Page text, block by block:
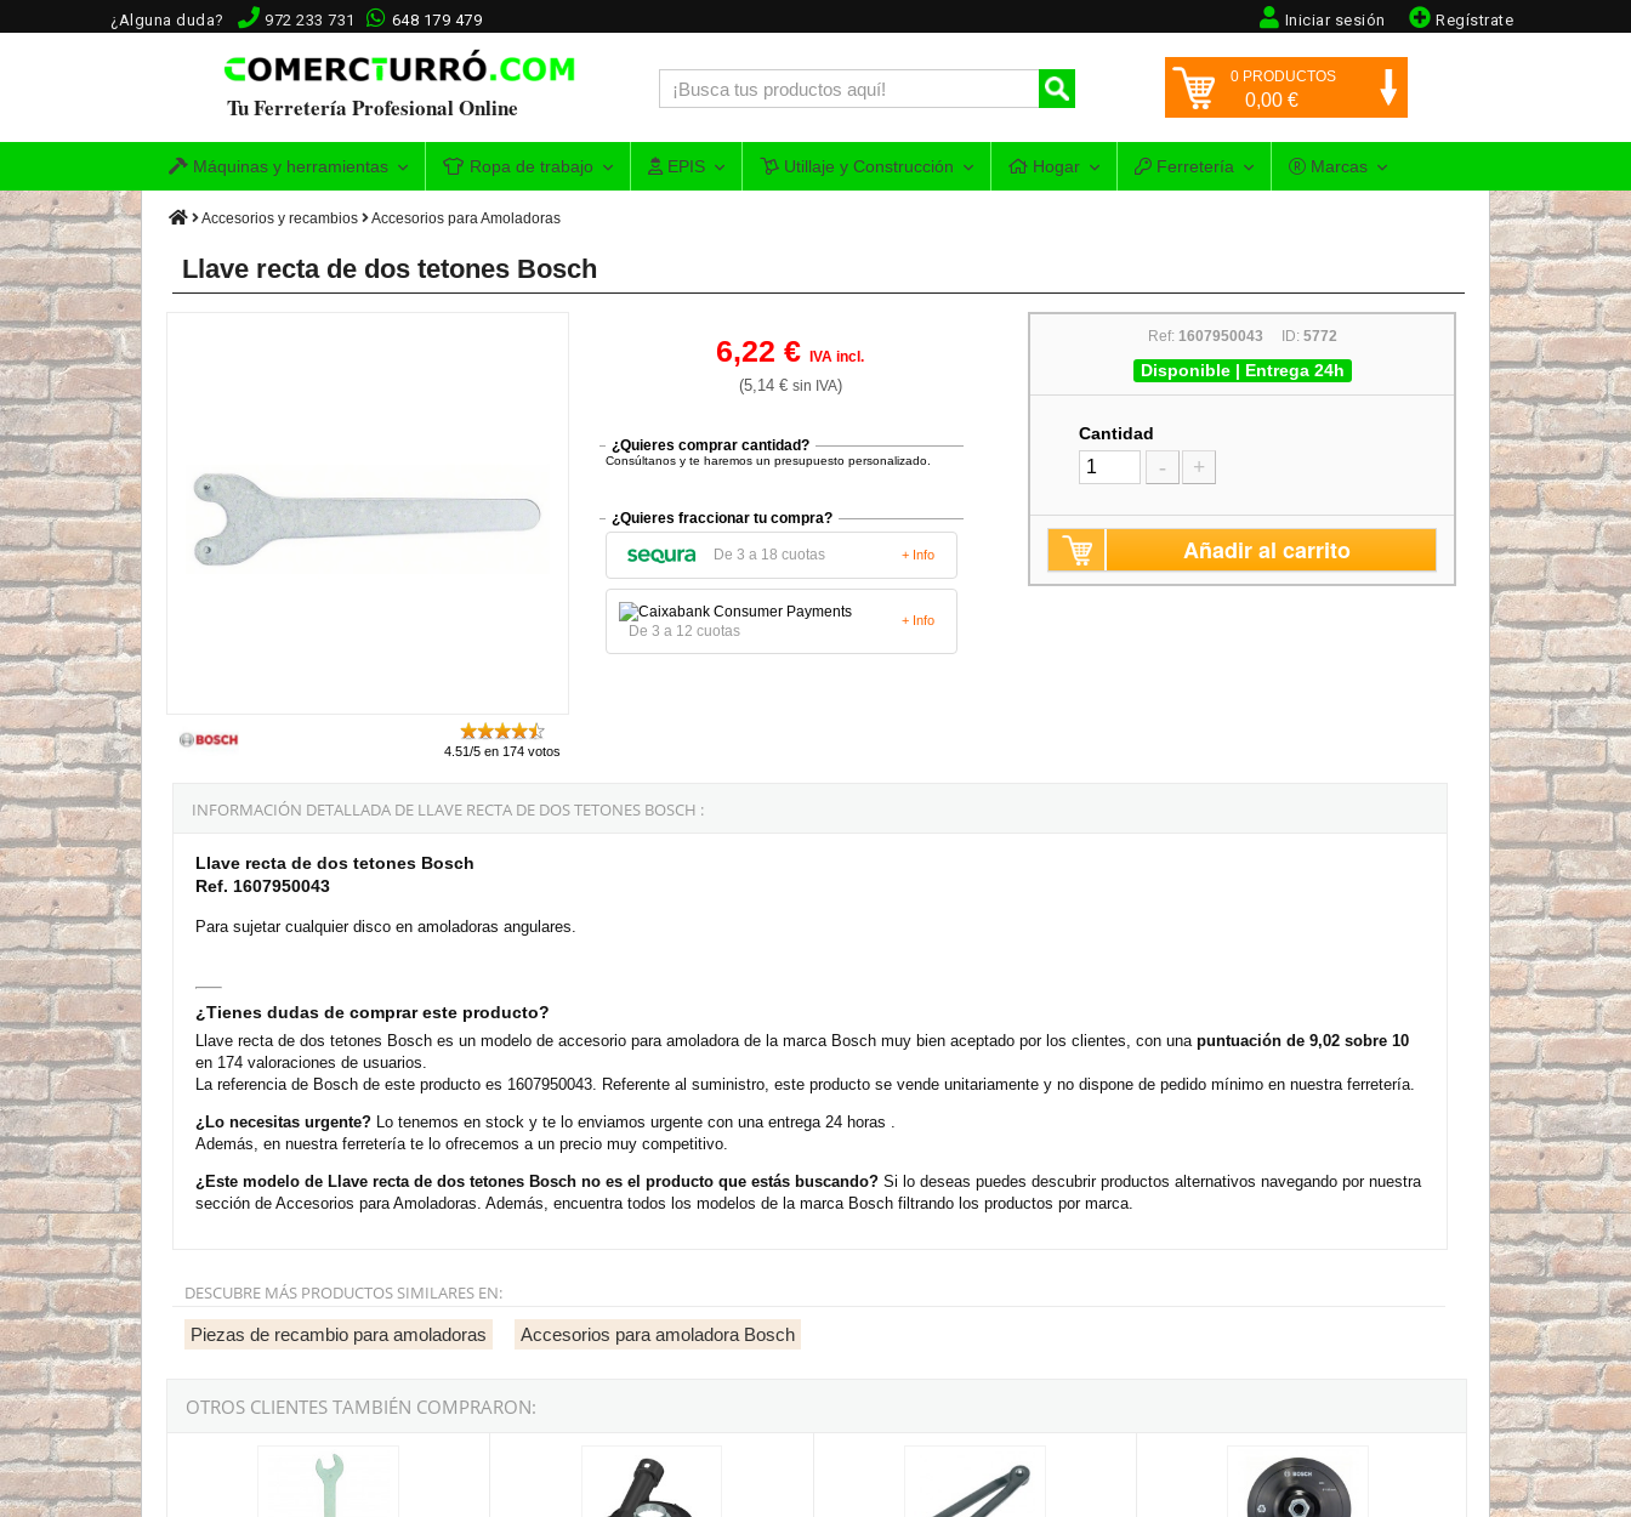
¿Alguna duda? 972 233 731 648 179 479 Regístrate
Iniciar sesión
Tu Ferretería Profesional Online
0 PRODUCTOS
0,00 €
Máquinas y herramientas Ropa de trabajo EPIS Utillaje y Construcción Hogar Ferretería Marcas
Accesorios y recambios Accesorios para Amoladoras
Llave recta de dos tetones Bosch
4.51/5 en 174 votos
6,22 €IVA incl.
(5,14 € sin IVA)
¿Quieres comprar cantidad?
Consúltanos y te haremos un presupuesto personalizado.
¿Quieres fraccionar tu compra?
De 3 a 18 cuotas + Info
De 3 a 12 cuotas
+ Info
Ref: 1607950043 ID: 5772
Disponible | Entrega 24h
Cantidad
- +
Añadir al carrito
INFORMACIÓN DETALLADA DE LLAVE RECTA DE DOS TETONES BOSCH :
Llave recta de dos tetones Bosch
Ref. 1607950043
Para sujetar cualquier disco en amoladoras angulares.
¿Tienes dudas de comprar este producto?
Llave recta de dos tetones Bosch es un modelo de accesorio para amoladora de la marca Bosch muy bien aceptado por los clientes, con una puntuación de 9,02 sobre 10
en 174 valoraciones de usuarios.
La referencia de Bosch de este producto es 1607950043. Referente al suministro, este producto se vende unitariamente y no dispone de pedido mínimo en nuestra ferretería.
¿Lo necesitas urgente? Lo tenemos en stock y te lo enviamos urgente con una entrega 24 horas .
Además, en nuestra ferretería te lo ofrecemos a un precio muy competitivo.
¿Este modelo de Llave recta de dos tetones Bosch no es el producto que estás buscando? Si lo deseas puedes descubrir productos alternativos navegando por nuestra
sección de Accesorios para Amoladoras. Además, encuentra todos los modelos de la marca Bosch filtrando los productos por marca.
DESCUBRE MÁS PRODUCTOS SIMILARES EN:
Piezas de recambio para amoladoras Accesorios para amoladora Bosch
OTROS CLIENTES TAMBIÉN COMPRARON:
Plato de soporte de tipo velcro Bosch - 125 mm